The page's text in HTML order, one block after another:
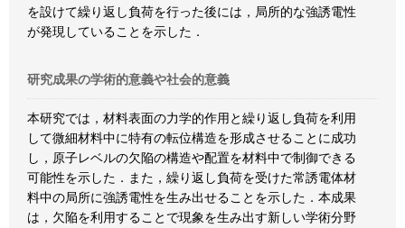
を設けて繰り返し負荷を行った後には，局所的な強誘電性
が発現していることを示した．
研究成果の学術的意義や社会的意義
本研究では，材料表面の力学的作用と繰り返し負荷を利用
して微細材料中に特有の転位構造を形成させることに成功
し，原子レベルの欠陥の構造や配置を材料中で制御できる
可能性を示した．また，繰り返し負荷を受けた常誘電体材
料中の局所に強誘電性を生み出せることを示した．本成果
は，欠陥を利用することで現象を生み出す新しい学術分野